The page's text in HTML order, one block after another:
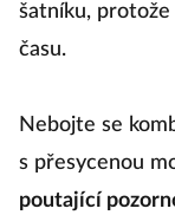
a proto je
šatníku, protože
Nebojte se
s přesycenou